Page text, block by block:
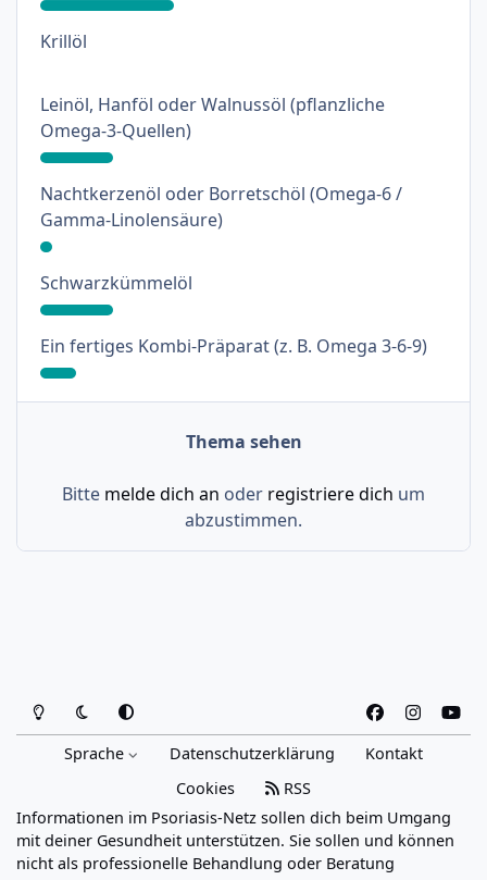
Krillöl: 0%
Leinöl, Hanföl oder Walnussöl (pflanzliche
Omega-3-Quellen): 18%
Nachtkerzenöl oder Borretschöl (Omega-6 /
Gamma-Linolensäure): 3%
Schwarzkümmelöl: 18%
Ein fertiges Kombi-Präparat (z. B. Omega 3-6-9): 9%
Thema sehen
Bitte melde dich an oder registriere dich um
abzustimmen.
Heller ModusDunkler Modus
Systemeinstellung
a
b
o
o
n
s
a
g
o
u
b
Sprache Datenschutzerklärung
Kontakt
Cookies
RSS
Informationen im Psoriasis-Netz sollen dich beim Umgang
mit deiner Gesundheit unterstützen. Sie sollen und können
nicht als professionelle Behandlung oder Beratung